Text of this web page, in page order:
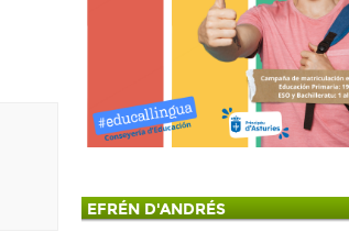
EFRÉN D'ANDRÉS